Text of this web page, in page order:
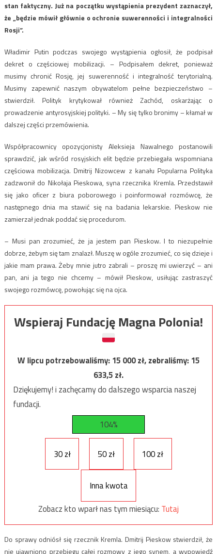
stan faktyczny. Już na początku wystąpienia prezydent zaznaczył,
że „będzie mówił głównie o ochronie suwerenności i integralności
Rosji”.
Władimir Putin podczas swojego wystąpienia ogłosił, że podpisał
dekret o częściowej mobilizacji. – Podpisałem dekret, ponieważ
musimy chronić Rosję, jej suwerenność i integralność terytorialną.
Musimy zapewnić naszym obywatelom pełne bezpieczeństwo –
stwierdził. Polityk krytykował również Zachód, oskarżając o
prowadzenie antyrosyjskiej polityki. – My się tylko bronimy – kłamał w
dalszej części przemówienia.
Współpracownicy opozycjonisty Aleksieja Nawalnego postanowili
sprawdzić, jak wśród rosyjskich elit będzie przebiegała wspomniana
częściowa mobilizacja. Dmitrij Nizowcew z kanału Popularna Polityka
zadzwonił do Nikołaja Pieskowa, syna rzecznika Kremla. Przedstawił
się jako oficer z biura poborowego i poinformował rozmówcę, że
następnego dnia ma stawić się na badania lekarskie. Pieskow nie
zamierzał jednak poddać się procedurom.
– Musi pan zrozumieć, że ja jestem pan Pieskow. I to niezupełnie
dobrze, żebym się tam znalazł. Muszę w ogóle zrozumieć, co się dzieje i
jakie mam prawa. Żeby mnie jutro zabrali – proszę mi uwierzyć – ani
pan, ani ja tego nie chcemy – mówił Pieskow, usiłując zastraszyć
swojego rozmówcę, powołując się na ojca.
Wspieraj Fundację Magna Polonia!
W lipcu potrzebowaliśmy:15 000zł, zebraliśmy:15
633,5zł.
Dziękujemy! i zachęcamy do dalszego wsparcia naszej
fundacji.
104%
30 zł 50 zł 100 zł
Inna kwota
Zobacz kto wparł nas tym miesiącu: Tutaj
Do sprawy odniósł się rzecznik Kremla. Dmitrij Pieskow stwierdził, że
nie ujawniono przebiegu całej rozmowy z jego synem, a wypowiedź